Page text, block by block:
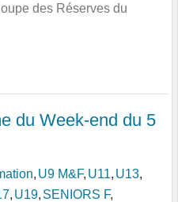
des Réserves du
du Week-end du 5
U9 M&F U11 U13
U19 SENIORS F